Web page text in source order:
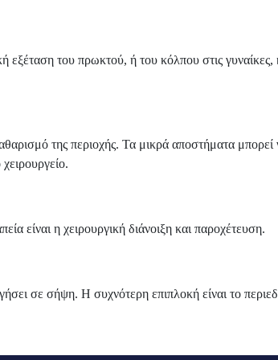
εξέταση του πρωκτού, ή του κόλπου στις γυναίκες,
της περιοχής. Τα μικρά αποστήματα μπορεί
είναι η χειρουργική διάνοιξη και παροχέτευση.
σε σήψη. Η συχνότερη επιπλοκή είναι το